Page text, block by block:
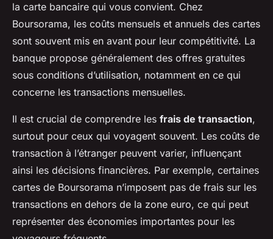
la carte bancaire qui vous convient. Chez
Boursorama, les coûts mensuels et annuels des cartes
sont souvent mis en avant pour leur compétitivité. La
banque propose généralement des offres gratuites
sous conditions d’utilisation, notamment en ce qui
concerne les transactions mensuelles.
Il est crucial de comprendre les frais de transaction,
surtout pour ceux qui voyagent souvent. Les coûts de
transaction à l’étranger peuvent varier, influençant
ainsi les décisions financières. Par exemple, certaines
cartes de Boursorama n’imposent pas de frais sur les
transactions en dehors de la zone euro, ce qui peut
représenter des économies importantes pour les